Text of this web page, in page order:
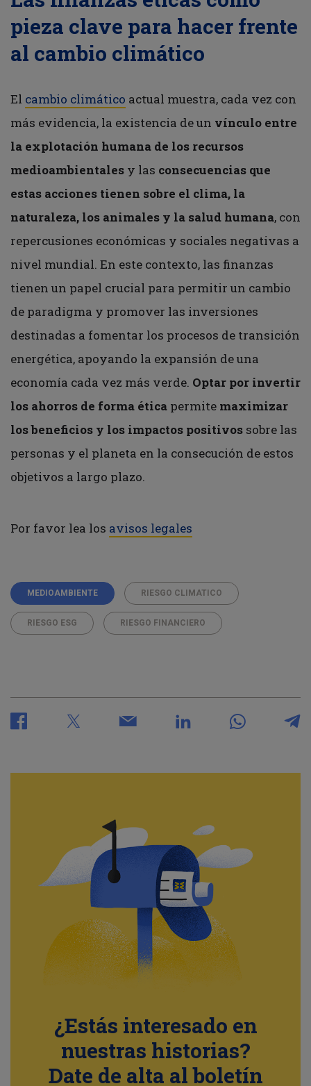
pieza clave para hacer frente
al cambio climático
El cambio climático actual muestra, cada vez con
más evidencia, la existencia de un vínculo entre
la explotación humana de los recursos
medioambientales y las consecuencias que
estas acciones tienen sobre el clima, la
naturaleza, los animales y la salud humana, con
repercusiones económicas y sociales negativas a
nivel mundial. En este contexto, las finanzas
tienen un papel crucial para permitir un cambio
de paradigma y promover las inversiones
destinadas a fomentar los procesos de transición
energética, apoyando la expansión de una
economía cada vez más verde. Optar por invertir
los ahorros de forma ética permite maximizar
los beneficios y los impactos positivos sobre las
personas y el planeta en la consecución de estos
objetivos a largo plazo.
Por favor lea los avisos legales
MEDIOAMBIENTE RIESGO CLIMATICO
RIESGO ESG RIESGO FINANCIERO
¿Estás interesado en
nuestras historias?
Date de alta al boletín